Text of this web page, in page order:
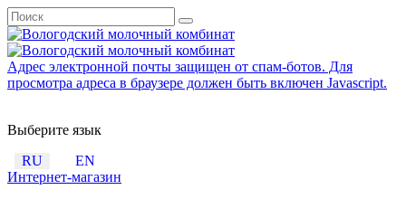
Адрес электронной почты защищен от спам-ботов. Для
просмотра адреса в браузере должен быть включен Javascript.
Выберите язык
RU
EN
Интернет-магазин